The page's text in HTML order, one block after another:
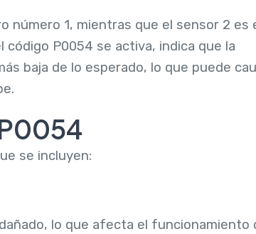
número 1, mientras que el sensor 2 es
P0054 se activa, indica que la
baja de lo esperado, lo que puede
se incluyen:
lo que afecta el funcionamiento